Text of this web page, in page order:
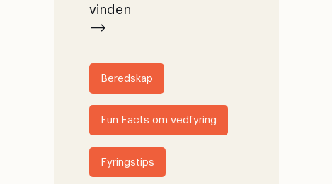
vinden
Beredskap
Fun Facts om vedfyring
Fyringstips